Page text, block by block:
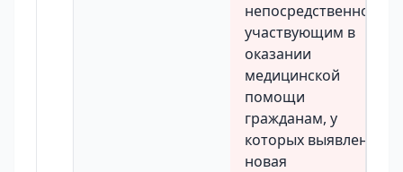
непосредственно
участвующим в
оказании
медицинской
помощи
гражданам, у
которых выявлена
новая